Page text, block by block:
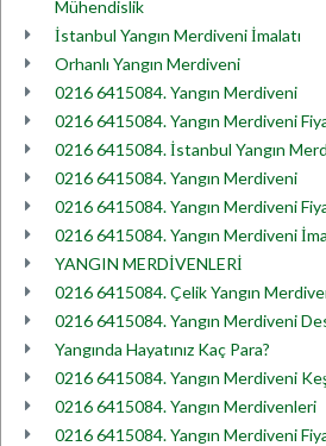
Mühendislik
İstanbul Yangın Merdiveni İmalatı
Orhanlı Yangın Merdiveni
0216 6415084. Yangın Merdiveni
0216 6415084. Yangın Merdiveni
0216 6415084. İstanbul Yangın
0216 6415084. Yangın Merdiveni
0216 6415084. Yangın Merdiveni
0216 6415084. Yangın Merdiveni
YANGIN MERDİVENLERİ
0216 6415084. Çelik Yangın
0216 6415084. Yangın Merdiveni
Yangında Hayatınız Kaç Para?
0216 6415084. Yangın Merdiveni
0216 6415084. Yangın Merdivenleri
0216 6415084. Yangın Merdiveni